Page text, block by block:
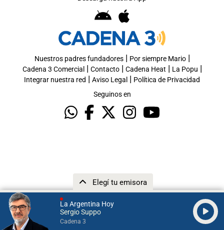
La Argentina Hoy
Sergio Suppo
Cadena 3
Elegí tu emisora
Nuestros padres fundadores| Por siempre Mario|
Cadena 3 Comercial | Contacto| Cadena Heat | La Popu |
Integrar nuestra red | Aviso Legal | Política de Privacidad
Seguinos en